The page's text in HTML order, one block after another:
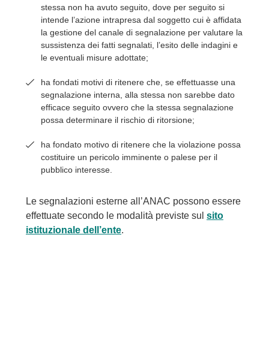
stessa non ha avuto seguito, dove per seguito si
intende l’azione intrapresa dal soggetto cui è affidata
la gestione del canale di segnalazione per valutare la
sussistenza dei fatti segnalati, l’esito delle indagini e
le eventuali misure adottate;
ha fondati motivi di ritenere che, se effettuasse una
segnalazione interna, alla stessa non sarebbe dato
efficace seguito ovvero che la stessa segnalazione
possa determinare il rischio di ritorsione;
ha fondato motivo di ritenere che la violazione possa
costituire un pericolo imminente o palese per il
pubblico interesse.
Le segnalazioni esterne all’ANAC possono essere
effettuate secondo le modalità previste sul sito
istituzionale dell’ente.